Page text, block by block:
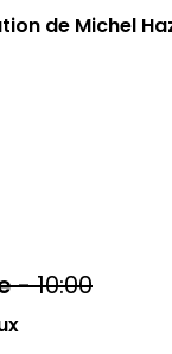
de Michel
-10:00